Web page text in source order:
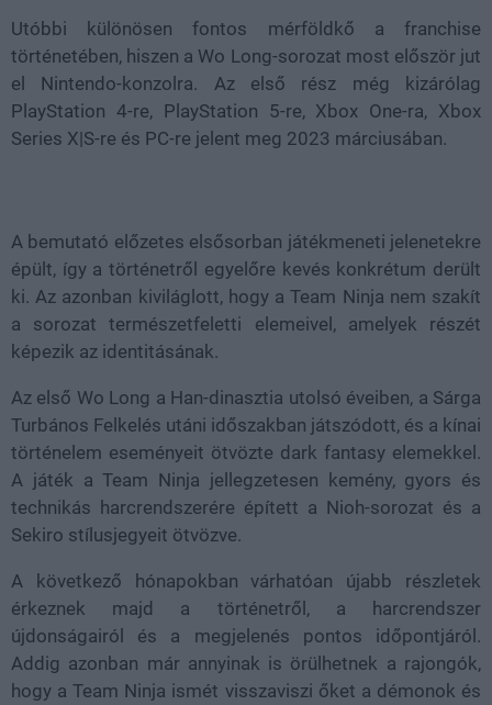
Utóbbi különösen fontos mérföldkő a franchise
történetében, hiszen a Wo Long-sorozat most először jut
el Nintendo-konzolra. Az első rész még kizárólag
PlayStation 4-re, PlayStation 5-re, Xbox One-ra, Xbox
Series X|S-re és PC-re jelent meg 2023 márciusában.
A bemutató előzetes elsősorban játékmeneti jelenetekre
épült, így a történetről egyelőre kevés konkrétum derült
ki. Az azonban kiviláglott, hogy a Team Ninja nem szakít
a sorozat természetfeletti elemeivel, amelyek részét
képezik az identitásának.
Az első Wo Long a Han-dinasztia utolsó éveiben, a Sárga
Turbános Felkelés utáni időszakban játszódott, és a kínai
történelem eseményeit ötvözte dark fantasy elemekkel.
A játék a Team Ninja jellegzetesen kemény, gyors és
technikás harcrendszerére épített a Nioh-sorozat és a
Sekiro stílusjegyeit ötvözve.
A következő hónapokban várhatóan újabb részletek
érkeznek majd a történetről, a harcrendszer
újdonságairól és a megjelenés pontos időpontjáról.
Addig azonban már annyinak is örülhetnek a rajongók,
hogy a Team Ninja ismét visszaviszi őket a démonok és